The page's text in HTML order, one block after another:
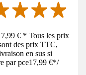
€ * Tous les prix
des prix TTC,
en sus si
par pce17,99 €*/